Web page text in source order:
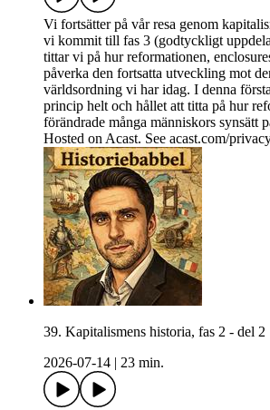
Vi fortsätter på vår resa genom
vi kommit till fas 3 (godtyckligt
tittar vi på hur reformationen,
påverka den fortsatta utveckling mot
världsordning vi har idag. I denna
princip helt och hållet att titta på hur
förändrade många människors synsätt
Hosted on Acast. See acast.com/
39. Kapitalismens historia, fas 2 - del 2
2026-07-14
23 min.